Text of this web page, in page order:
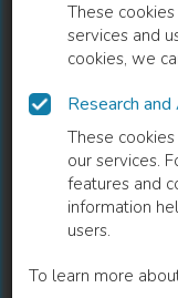
These
services and
cookies, we
Research
These
our services.
features and
information
users.
To learn more
I Don't
Modernisation of